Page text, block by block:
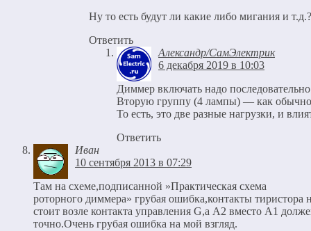
Ну то есть будут ли какие либо мигания и т.д.?
Ответить
Александр/СамЭлектрик
6 декабря 2019 в 10:03
Диммер включать надо
Вторую группу (4 лампы) — как обычно,
То есть, это две разные нагрузки, и
Ответить
Иван
10 сентября 2013 в 07:29
Там на схеме,подписанной »Практическая схема
роторного диммера» грубая ошибка,контакты
стоит возле контакта управления G,а А2 вместо А1
точно.Очень грубая ошибка на мой взгляд.